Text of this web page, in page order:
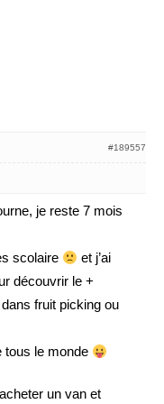
#189557
je reste 7 mois
scolaire
et j’ai
découvrir le +
fruit picking ou
tous le monde
un van et